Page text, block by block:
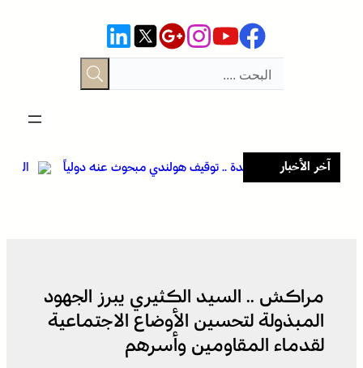
آخر الأخباروجدة .. توقيف هولندي مبحوث عنه دولياً
من طرف “الأنتربول” للاشتباه في ارتباطه
الرباط في صيف
مراكش .. السيد الكثيري يبرز الجهود
المبذولة لتحسين الأوضاع الاجتماعية
لقدماء المقاومين وأسرهم